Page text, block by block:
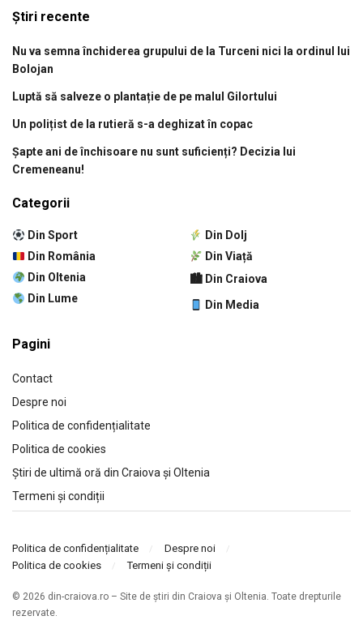
Știri recente
Nu va semna închiderea grupului de la Turceni nici la ordinul lui
Bolojan
Luptă să salveze o plantație de pe malul Gilortului
Un polițist de la rutieră s-a deghizat în copac
Șapte ani de închisoare nu sunt suficienți? Decizia lui
Cremeneanu!
Categorii
Din Sport
Din România
Din Oltenia
Din Lume
Din Dolj
Din Viață
🏙 Din Craiova
Din Media
Pagini
Contact
Despre noi
Politica de confidențialitate
Politica de cookies
Știri de ultimă oră din Craiova și Oltenia
Termeni și condiții
Politica de confidențialitate
Despre noi
Politica de cookies
Termeni și condiții
© 2026 din-craiova.ro – Site de știri din Craiova și Oltenia. Toate drepturile
rezervate.